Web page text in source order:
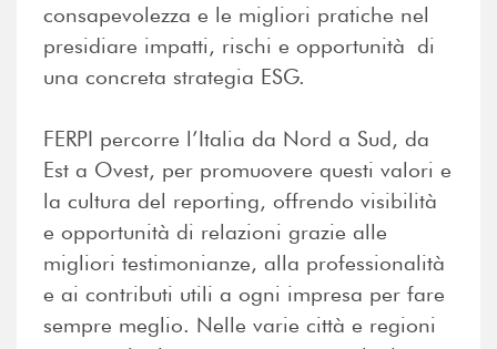
consapevolezza e le migliori pratiche nel
presidiare impatti, rischi e opportunità di
una concreta strategia ESG.
FERPI percorre l’Italia da Nord a Sud, da
Est a Ovest, per promuovere questi valori e
la cultura del reporting, offrendo visibilità
e opportunità di relazioni grazie alle
migliori testimonianze, alla professionalità
e ai contributi utili a ogni impresa per fare
sempre meglio. Nelle varie città e regioni